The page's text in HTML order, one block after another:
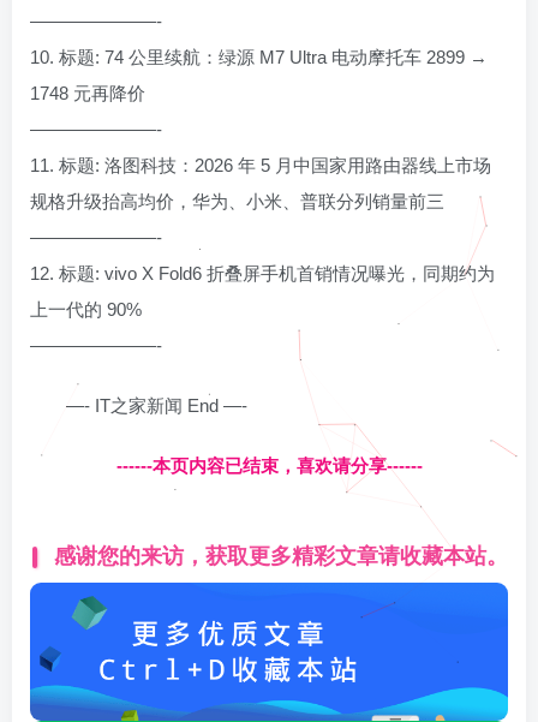
———————-
10. 标题: 74 公里续航：绿源 M7 Ultra 电动摩托车 2899 →
1748 元再降价
———————-
11. 标题: 洛图科技：2026 年 5 月中国家用路由器线上市场
规格升级抬高均价，华为、小米、普联分列销量前三
———————-
12. 标题: vivo X Fold6 折叠屏手机首销情况曝光，同期约为
上一代的 90%
———————-
—- IT之家新闻 End —-
------本页内容已结束，喜欢请分享------
感谢您的来访，获取更多精彩文章请收藏本站。